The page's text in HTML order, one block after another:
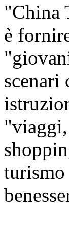
"China
è
scenari
"viaggi,